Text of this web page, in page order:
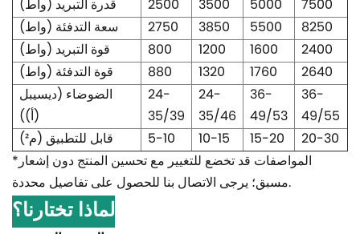
قدرة التبريد (واط)
2500 3500 5000
7500
سعة التدفئة (واط)
2750 3850 5500
8250
قوة التبريد (واط)
800 1200 1600
2400
قوة التدفئة (واط)
880 1320 1760
2640
الضوضاء (ديسيبل
(أ))
24-
35/39
24-
35/46
36-
49/53
36-
49/55
قابل للتطبيق (م²)
5-10 10-15 15-20
20-30
*المواصفات قد تخضع للتغيير مع تحسين المنتج دون إشعار
مسبق؛ يرجى الاتصال بنا للحصول على تفاصيل محددة.
لماذا تختارنا؟